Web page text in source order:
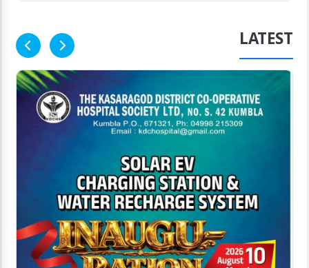
LATEST